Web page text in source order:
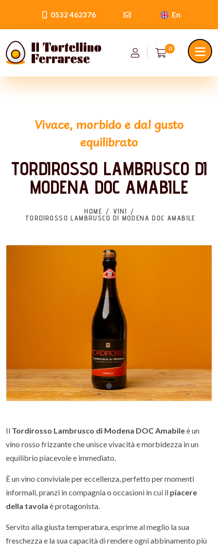
0532 462376 En
0
Vivace, morbido e dal gusto
equilibrato
TORDIROSSO LAMBRUSCO DI
MODENA DOC AMABILE
HOME
VINI
TORDIROSSO LAMBRUSCO DI MODENA DOC AMABILE
Il Tordirosso Lambrusco di Modena DOC Amabileè un
vino rosso frizzante che unisce vivacità e morbidezza in un
equilibrio piacevole e immediato.
È un vino conviviale per eccellenza, perfetto per momenti
informali, pranzi in compagnia o occasioni in cui il piacere
della tavola è protagonista.
Servito alla giusta temperatura, esprime al meglio la sua
freschezza e la sua capacità di rendere ogni abbinamento più